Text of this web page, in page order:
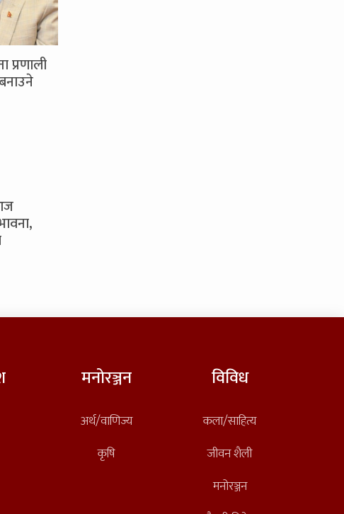
मनोरञ्जन
अर्थ/वाणिज्य
कृषि
विविध
कला/साहित्य
जीवन शैली
मनोरञ्जन